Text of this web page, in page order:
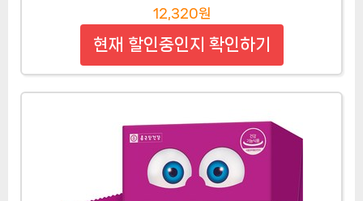
12,320원
현재 할인중인지 확인하기